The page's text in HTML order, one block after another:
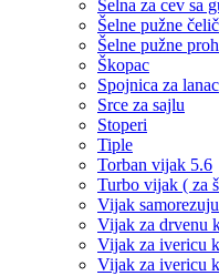
Šelna za cev sa
Šelne pužne
Šelne pužne
Škopac
Spojnica za lanac
Srce za sajlu
Stoperi
Tiple
Torban vijak 5.6
Turbo vijak ( za
Vijak
Vijak za drvenu
Vijak za ivericu
Vijak za ivericu